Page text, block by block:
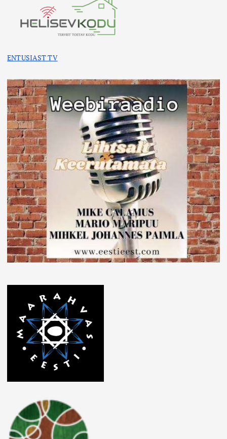
ENTUSIAST TV